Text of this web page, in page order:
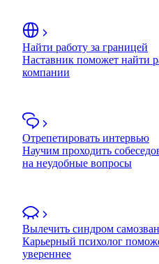
Найти работу за границей
Наставник поможет найти
компании
Отрепетировать интервью
Научим проходить
на неудобные вопросы
Вылечить синдром
Карьерный психолог
увереннее